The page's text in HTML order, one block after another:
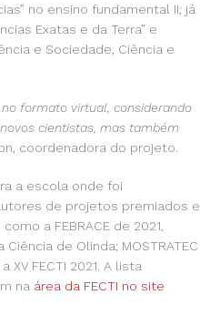
no ensino fundamental II; já
Exatas e da Terra” e
e Sociedade, Ciência e
formato virtual, considerando
cientistas, mas também
coordenadora do projeto.
a escola onde foi
de projetos premiados e
a FEBRACE de 2021,
de Olinda; MOSTRATEC
FECTI 2021. A lista
na área da FECTI no site